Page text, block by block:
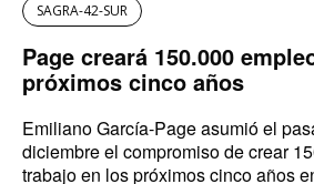
SAGRA-42-SUR
Page creará 150.000
próximos cinco años
Emiliano García-Page asumió el
diciembre el compromiso de crear
trabajo en los próximos cinco años